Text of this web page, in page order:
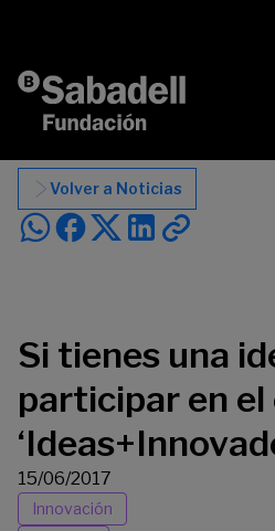
Volver a Noticias
Si tienes una
participar en
15/06/2017
Innovación